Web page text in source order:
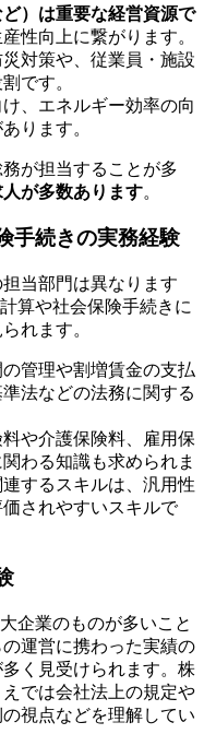
）は重要な経営資源で
性向上に繋がります。
対策や、従業員・施設
です。
、エネルギー効率の向
ります。
が担当することが多
が多数あります。
手続きの実務経験
当部門は異なります
算や社会保険手続きに
れます。
管理や割増賃金の支払
法などの法務に関する
や介護保険料、雇用保
わる知識も求められま
するスキルは、汎用性
されやすいスキルで
企業のものが多いこと
運営に携わった実績の
く見受けられます。株
では会社法上の規定や
視点などを理解してい